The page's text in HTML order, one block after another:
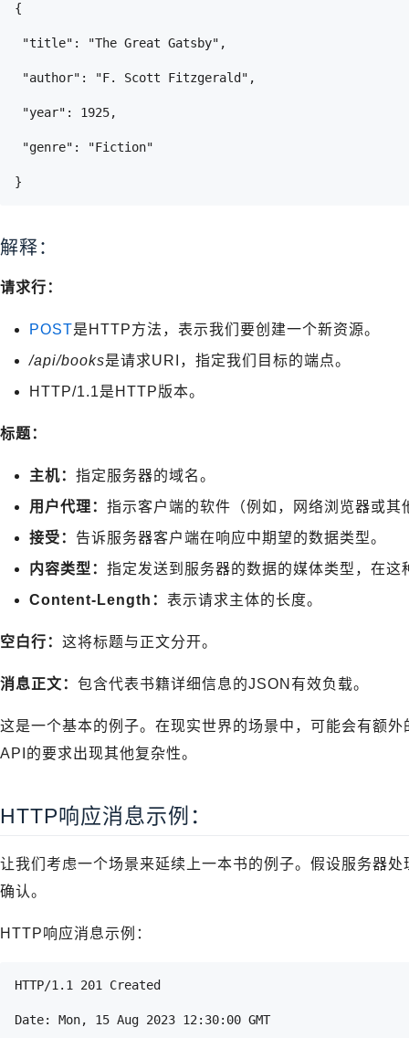
{
"title": "The Great Gatsby",
"author": "F. Scott Fitzgerald",
"year": 1925,
"genre": "Fiction"
}
解释：
请求行：
POST是HTTP方法，表示我们要创建一个新资源。
/api/books是请求URI，指定我们目标的端点。
HTTP/1.1是HTTP版本。
标题：
主机： 指定服务器的域名。
用户代理： 指示客户端的软件（例如，网络浏览器或其
接受： 告诉服务器客户端在响应中期望的数据类型。
内容类型： 指定发送到服务器的数据的媒体类型，在这
Content-Length： 表示请求主体的长度。
空白行： 这将标题与正文分开。
消息正文： 包含代表书籍详细信息的JSON有效负载。
这是一个基本的例子。在现实世界的场景中，可能会有额
API的要求出现其他复杂性。
HTTP响应消息示例：
让我们考虑一个场景来延续上一本书的例子。假设服务器
确认。
HTTP响应消息示例：
HTTP/1.1 201 Created
Date: Mon, 15 Aug 2023 12:30:00 GMT